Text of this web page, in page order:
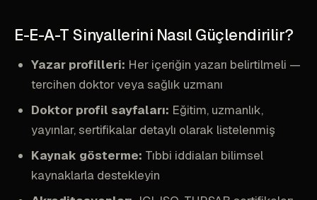
E-E-A-T Sinyallerini Nasıl Güçlendirilir?
Yazar profilleri: Her içeriğin yazarı belirtilmeli —
tercihen doktor veya sağlık uzmanı
Doktor profil sayfaları: Eğitim, uzmanlık,
yayınlar, sertifikalar detaylı olarak listelenmiş
Kaynak gösterme: Tıbbi iddiaları bilimsel
kaynaklarla destekleyin